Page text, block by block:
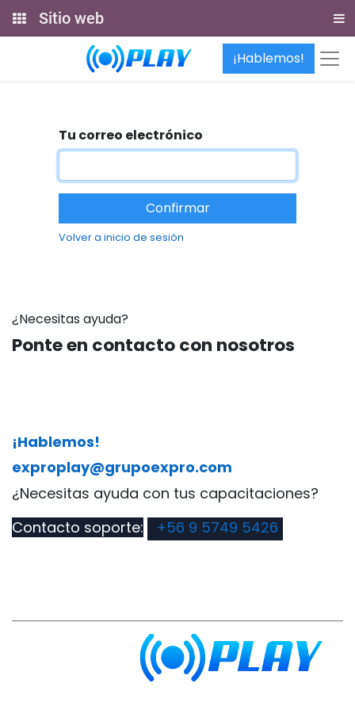
Sitio web
¡Hablemos!
Tu correo electrónico
Confirmar
Volver a inicio de sesión
¿Necesitas ayuda?
Ponte en contacto con nosotros
¡Hablemos!
exproplay@grupoexpro.com
​¿Necesitas ayuda con tus capacitaciones?
Contacto soporte:
+56 9 5749 5426